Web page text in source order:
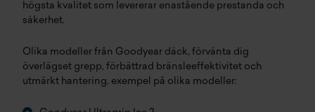
högsta kvalitet som levererar enastående prestanda och
säkerhet.
Olika modeller från Goodyear däck, förvänta dig
överlägset grepp, förbättrad bränsleeffektivitet och
utmärkt hantering, exempel på olika modeller: